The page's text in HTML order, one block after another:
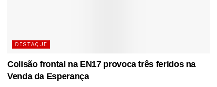
DESTAQUE
Colisão frontal na EN17 provoca três feridos na
Venda da Esperança